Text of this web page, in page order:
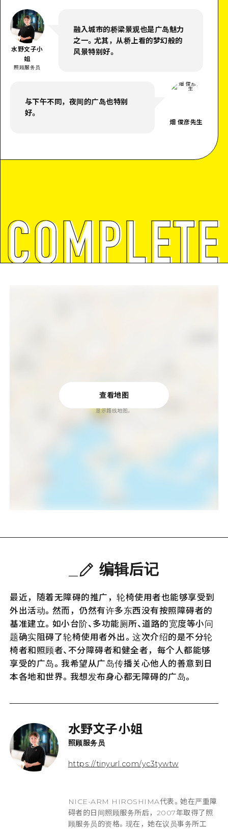
水野文子小
姐
照顾服务员
融入城市的桥梁景观也是广岛魅力
之一。尤其，从桥上看的梦幻般的
风景特别好。
畑 俊彦先生
与下午不同，夜间的广岛也特别
好。
查看地图
显示路线地图。
编辑后记
最近，随着无障碍的推广，轮椅使用者也能够享受到
外出活动。然而，仍然有许多东西没有按照障碍者的
基准建立。如小台阶、多功能厕所、道路的宽度等小问
题确实阻碍了轮椅使用者外出。这次介绍的是不分轮
椅者和照顾者、不分障碍者和健全者，每个人都能够
享受的广岛。我希望从广岛传播关心他人的善意到日
本各地和世界。我想发布身心都无障碍的广岛。
水野文子小姐
照顾服务员
https://tinyurl.com/yc3tywtw
NICE-ARM HIROSHIMA代表。她在严重障
碍者的日间照顾服务所后，2007年取得了照
顾服务员的资格。现在，她在议员事务所工